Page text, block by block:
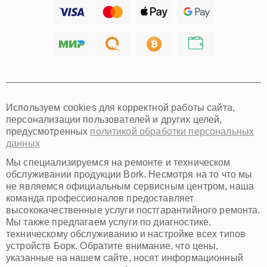
Хабаровск
Иркутск
Омск
Красноярск
Пермь
Ульяновск
Киров
Архангельск
Астрахань
Белгород
Благовещенск
Брянск
Владивосток
Владикавказ
Владимир
Используем cookies для корректной работы сайта,
персонализации пользователей и других целей,
предусмотренных политикой обработки персональных
данных
Мы специализируемся на ремонте и техническом
обслуживании продукции Bork. Несмотря на то что мы
не являемся официальным сервисным центром, наша
команда профессионалов предоставляет
высококачественные услуги постгарантийного ремонта.
Мы также предлагаем услуги по диагностике,
техническому обслуживанию и настройке всех типов
устройств Борк. Обратите внимание, что цены,
указанные на нашем сайте, носят информационный